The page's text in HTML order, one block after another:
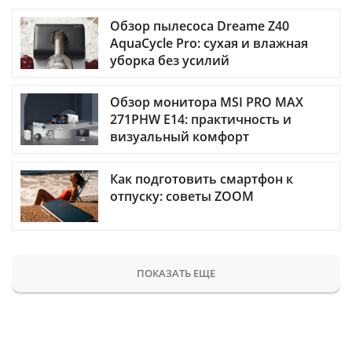
Обзор пылесоса Dreame Z40
AquaCycle Pro: сухая и влажная
уборка без усилий
Обзор монитора MSI PRO MAX
271PHW E14: практичность и
визуальный комфорт
Как подготовить смартфон к
отпуску: советы ZOOM
ПОКАЗАТЬ ЕЩЕ